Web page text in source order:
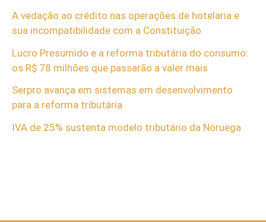
A vedação ao crédito nas operações de hotelaria e
sua incompatibilidade com a Constituição
Lucro Presumido e a reforma tributária do consumo:
os R$ 78 milhões que passarão a valer mais
Serpro avança em sistemas em desenvolvimento
para a reforma tributária
IVA de 25% sustenta modelo tributário da Noruega